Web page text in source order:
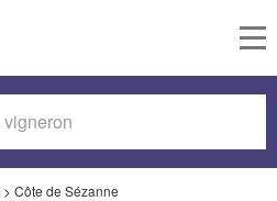
> Côte de Sézanne